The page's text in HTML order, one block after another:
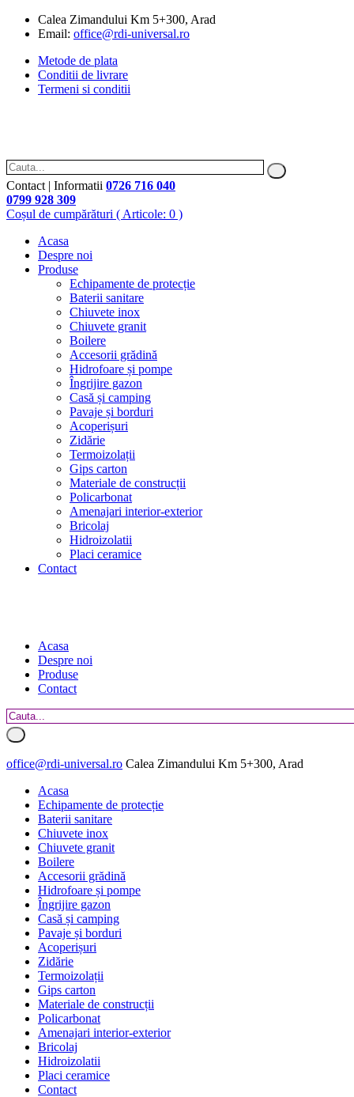
Calea Zimandului Km 5+300, Arad
Email: office@rdi-universal.ro
Metode de plata
Conditii de livrare
Termeni si conditii
Contact | Informatii 0726 716 040
0799 928 309
Coșul de cumpărături ( Articole: 0 )
Acasa
Despre noi
Produse
Echipamente de protecție
Baterii sanitare
Chiuvete inox
Chiuvete granit
Boilere
Accesorii grădină
Hidrofoare și pompe
Îngrijire gazon
Casă și camping
Pavaje și borduri
Acoperișuri
Zidărie
Termoizolații
Gips carton
Materiale de construcții
Policarbonat
Amenajari interior-exterior
Bricolaj
Hidroizolatii
Placi ceramice
Contact
Acasa
Despre noi
Produse
Contact
office@rdi-universal.ro Calea Zimandului Km 5+300, Arad
Acasa
Echipamente de protecție
Baterii sanitare
Chiuvete inox
Chiuvete granit
Boilere
Accesorii grădină
Hidrofoare și pompe
Îngrijire gazon
Casă și camping
Pavaje și borduri
Acoperișuri
Zidărie
Termoizolații
Gips carton
Materiale de construcții
Policarbonat
Amenajari interior-exterior
Bricolaj
Hidroizolatii
Placi ceramice
Contact